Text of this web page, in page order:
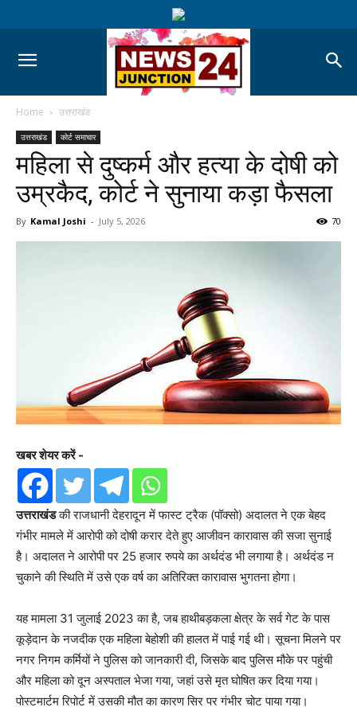
Home उत्तराखंड
उत्तराखंड कोर्ट समाचार
महिला से दुष्कर्म और हत्या के दोषी को
उम्रकैद, कोर्ट ने सुनाया कड़ा फैसला
By Kamal Joshi - July 5, 2026 70
खबर शेयर करें -
उत्तराखंडकी राजधानी देहरादून में फास्ट ट्रैक (पॉक्सो) अदालत ने एक बेहद
गंभीर मामले में आरोपी को दोषी करार देते हुए आजीवन कारावास की सजा सुनाई
है। अदालत ने आरोपी पर 25 हजार रुपये का अर्थदंड भी लगाया है। अर्थदंड न
चुकाने की स्थिति में उसे एक वर्ष का अतिरिक्त कारावास भुगतना होगा।
यह मामला 31 जुलाई 2023 का है, जब हाथीबड़कला क्षेत्र के सर्व गेट के पास
कूड़ेदान के नजदीक एक महिला बेहोशी की हालत में पाई गई थी। सूचना मिलने पर
नगर निगम कर्मियों ने पुलिस को जानकारी दी, जिसके बाद पुलिस मौके पर पहुंची
और महिला को दून अस्पताल भेजा गया, जहां उसे मृत घोषित कर दिया गया।
पोस्टमार्टम रिपोर्ट में उसकी मौत का कारण सिर पर गंभीर चोट पाया गया।